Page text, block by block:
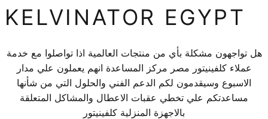
KELVINATOR EGYPT
هل تواجهون مشكلة بأي من منتجات العالمية اذا تواصلوا مع خدمة
عملاء كلفينيتور مصر مركز المساعدة انهم يعملون علي مدار
الاسبوع وسيقدمون لكم الدعم الفني والحلول التي من شأنها
مساعدتكم علي تخطي عقبات الاعطال والمشاكل المتعلقة
بالاجهزة المنزلية كلفينيتور